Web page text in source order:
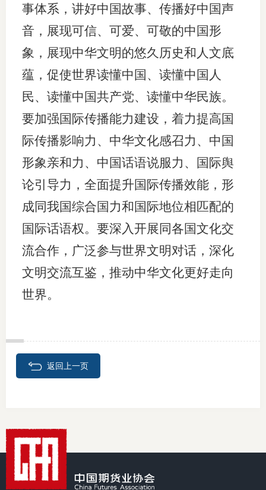
事体系，讲好中国故事、传播好中国声
音，展现可信、可爱、可敬的中国形
象，展现中华文明的悠久历史和人文底
蕴，促使世界读懂中国、读懂中国人
民、读懂中国共产党、读懂中华民族。
要加强国际传播能力建设，着力提高国
际传播影响力、中华文化感召力、中国
形象亲和力、中国话语说服力、国际舆
论引导力，全面提升国际传播效能，形
成同我国综合国力和国际地位相匹配的
国际话语权。要深入开展同各国文化交
流合作，广泛参与世界文明对话，深化
文明交流互鉴，推动中华文化更好走向
世界。
返回上一页